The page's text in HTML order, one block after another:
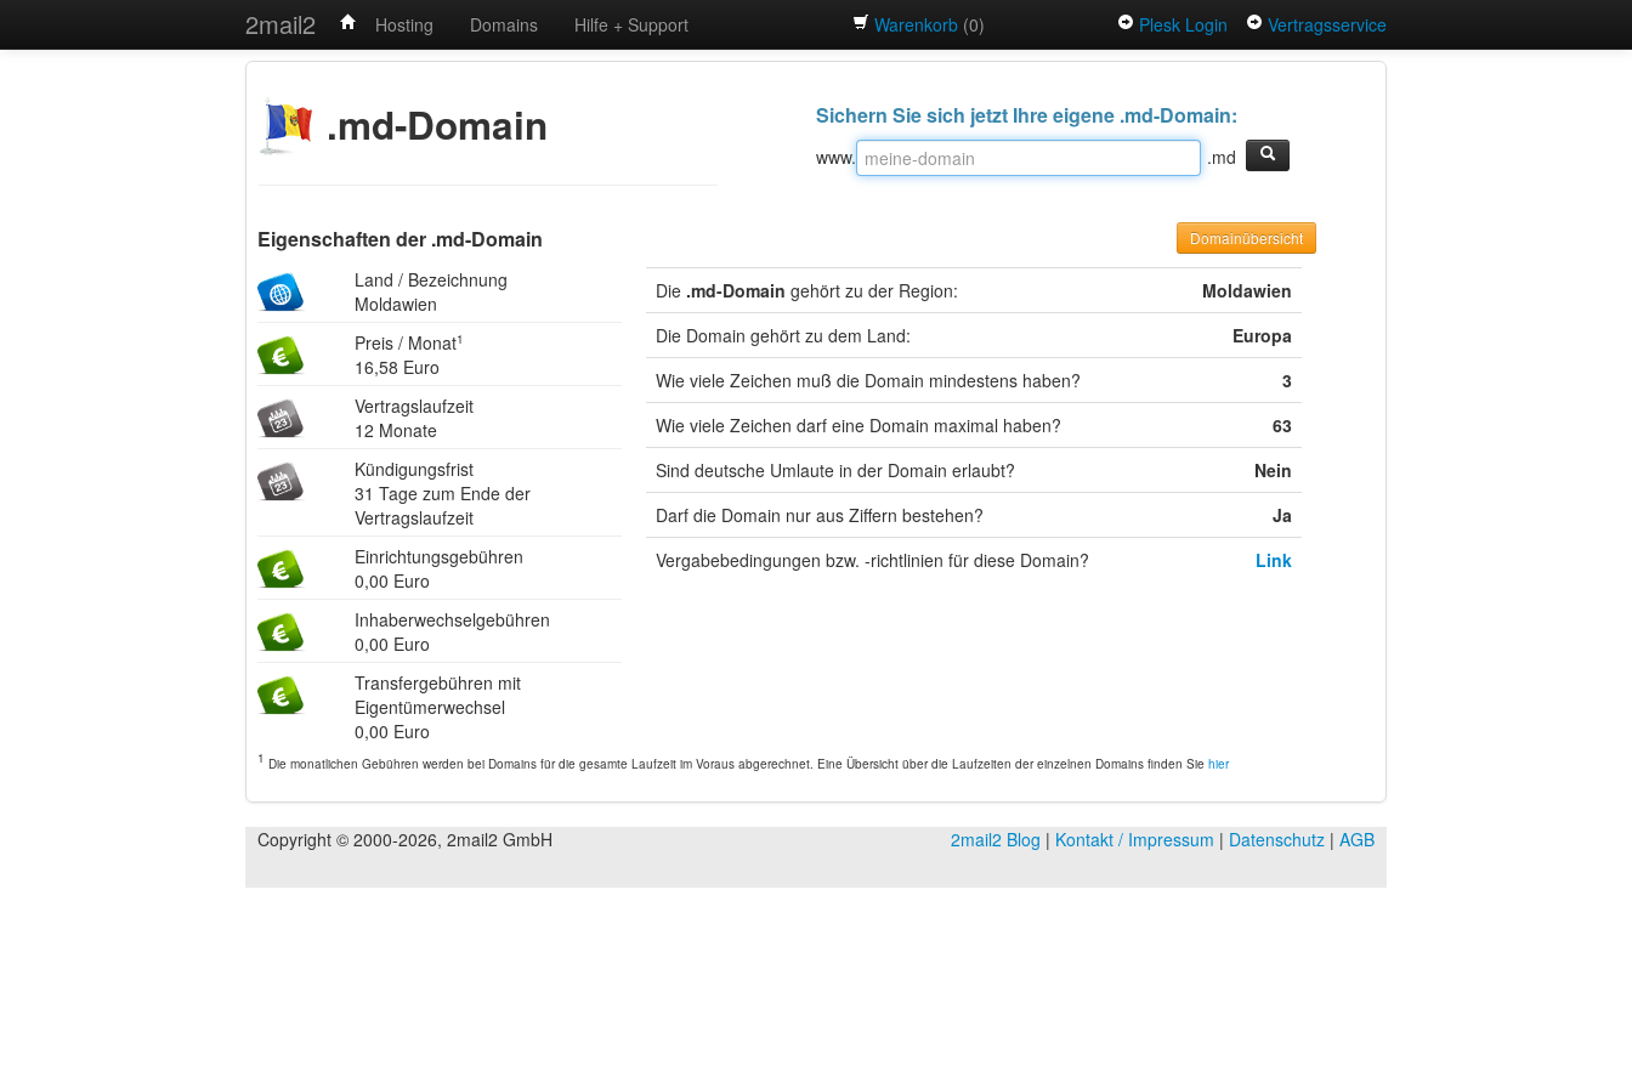
2mail2 Hosting Domains Hilfe + Support Warenkorb (0) Plesk Login Vertragsservice
.md-Domain Sichern Sie sich jetzt Ihre eigene .md-Domain:
www. .md
Eigenschaften der .md-Domain Domainübersicht
Land / Bezeichnung
Moldawien
Preis / Monat1
16,58 Euro
Vertragslaufzeit
12 Monate
Kündigungsfrist
31 Tage zum Ende der
Vertragslaufzeit
Einrichtungsgebühren
0,00 Euro
Inhaberwechselgebühren
0,00 Euro
Transfergebühren mit
Eigentümerwechsel
0,00 Euro
Die .md-Domain gehört zu der Region:
Moldawien
Die Domain gehört zu dem Land:
Europa
Wie viele Zeichen muß die Domain mindestens haben?
3
Wie viele Zeichen darf eine Domain maximal haben?
63
Sind deutsche Umlaute in der Domain erlaubt?
Nein
Darf die Domain nur aus Ziffern bestehen?
Ja
Vergabebedingungen bzw. -richtlinien für diese Domain?
Link
1 Die monatlichen Gebühren werden bei Domains für die gesamte Laufzeit im Voraus abgerechnet. Eine Übersicht über die Laufzeiten der einzelnen Domains finden Sie hier
Copyright © 2000-2026, 2mail2 GmbH 2mail2 Blog | Kontakt / Impressum | Datenschutz | AGB